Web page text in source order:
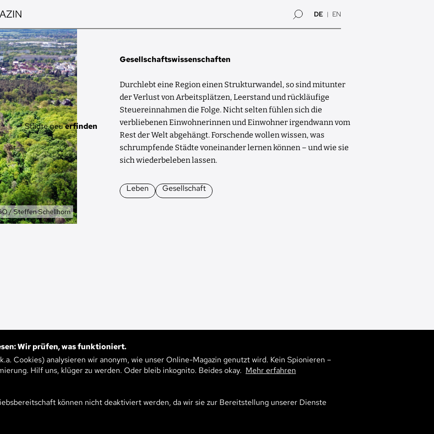
DE EN
/ Steffen Schellhorn
Städte neuerfinden
Gesellschaftswissenschaften
Durchlebt eine Region einen Strukturwandel, so sind mitunter
der Verlust von Arbeitsplätzen, Leerstand und rückläufige
Steuereinnahmen die Folge. Nicht selten fühlen sich die
verbliebenen Einwohnerinnen und Einwohner irgendwann vom
Rest der Welt abgehängt. Forschende wollen wissen, was
schrumpfende Städte voneinander lernen können – und wie sie
sich wiederbeleben lassen.
Leben Gesellschaft
STÄDTE
1127
Wir prüfen, was funktioniert.
Cookies) analysieren wir anonym, wie unser Online-Magazin genutzt wird. Kein Spionieren –
Hilf uns, klüger zu werden. Oder bleib inkognito. Beides okay. Mehr erfahren
können nicht deaktiviert werden, da wir sie zur Bereitstellung unserer Dienste